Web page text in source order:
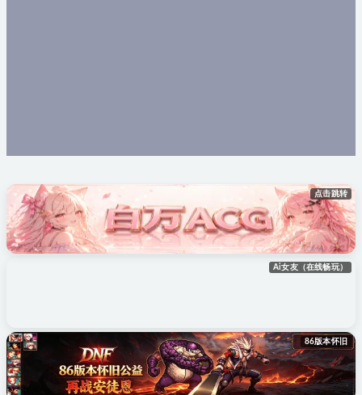
点击跳转
Ai女友（在线畅玩）
86版本怀旧